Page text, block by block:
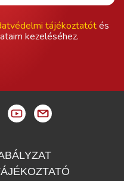
tájékoztatótés
kezeléséhez.